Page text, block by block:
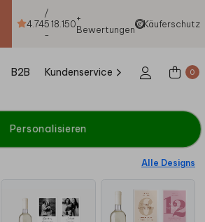
4.74
/
5
-
18.150+
Bewertungen
Käuferschutz
B2B Kundenservice 0
Personalisieren
Alle Designs